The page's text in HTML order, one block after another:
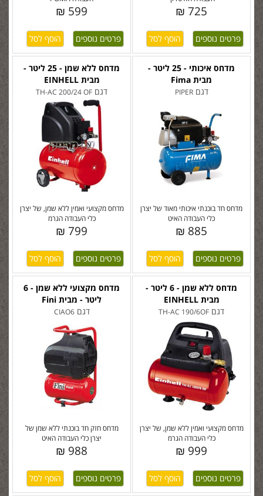
599 ₪
פרטים נוספים
725 ₪
פרטים נוספים
מדחס ללא שמן - 25 ליטר -
מבית EINHELL
דגם TH-AC 200/24 OF
מדחס מקצועי ואמין ללא שמן, של יצרן
כלי העבודה הגרמ
799 ₪
פרטים נוספים
מדחס איכותי - 25 ליטר -
מבית Fima
דגםPIPER
מדחס חד בוכנתי איכותי מאוד של יצרן
כלי העבודה האיט
885 ₪
פרטים נוספים
מדחס מקצועי ללא שמן - 6
ליטר - מבית Fini
דגםCIAO6
מדחס חזק חד בוכנתי ללא שמן של
יצרן כלי העבודה האיט
988 ₪
פרטים נוספים
מדחס ללא שמן - 6 ליטר -
מבית EINHELL
דגם TH-AC 190/6OF
מדחס מקצועי ואמין ללא שמן, של יצרן
כלי העבודה הגרמ
999 ₪
פרטים נוספים